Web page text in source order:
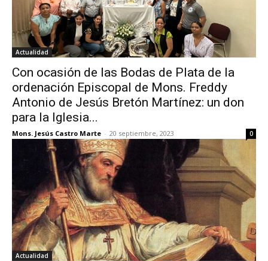
Actualidad
Con ocasión de las Bodas de Plata de la
ordenación Episcopal de Mons. Freddy
Antonio de Jesús Bretón Martínez: un don
para la Iglesia...
Mons. Jesús Castro Marte - 20 septiembre, 2023 0
Actualidad